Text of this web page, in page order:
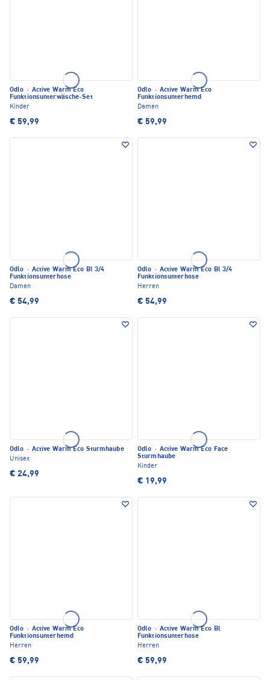
Odlo · Active Warm Eco
Funktionsunterwäsche-Set
Kinder
€ 59,99
Odlo · Active Warm Eco
Funktionsunterhemd
Damen
€ 59,99
Odlo · Active Warm Eco Bl 3/4
Funktionsunterhose
Damen
€ 54,99
Odlo · Active Warm Eco Bl 3/4
Funktionsunterhose
Herren
€ 54,99
Odlo · Active Warm Eco Sturmhaube
Unisex
€ 24,99
Odlo · Active Warm Eco Face
Sturmhaube
Kinder
€ 19,99
Odlo · Active Warm Eco
Funktionsunterhemd
Herren
€ 59,99
Odlo · Active Warm Eco Bl
Funktionsunterhose
Herren
€ 59,99